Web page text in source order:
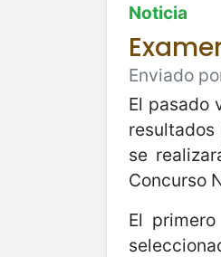
Noticia
Enviado
El pasado
se
Concurso
El